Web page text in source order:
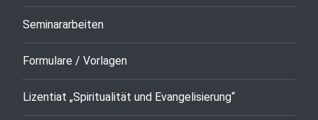
Seminararbeiten
Formulare / Vorlagen
Lizentiat „Spiritualität und Evangelisierung“